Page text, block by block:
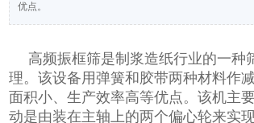
优点。
高频振框筛是制浆造纸行业的一种
理。该设备用弹簧和胶带两种材料作
面积小、生产效率高等优点。该机主
动是由装在主轴上的两个偏心轮来实